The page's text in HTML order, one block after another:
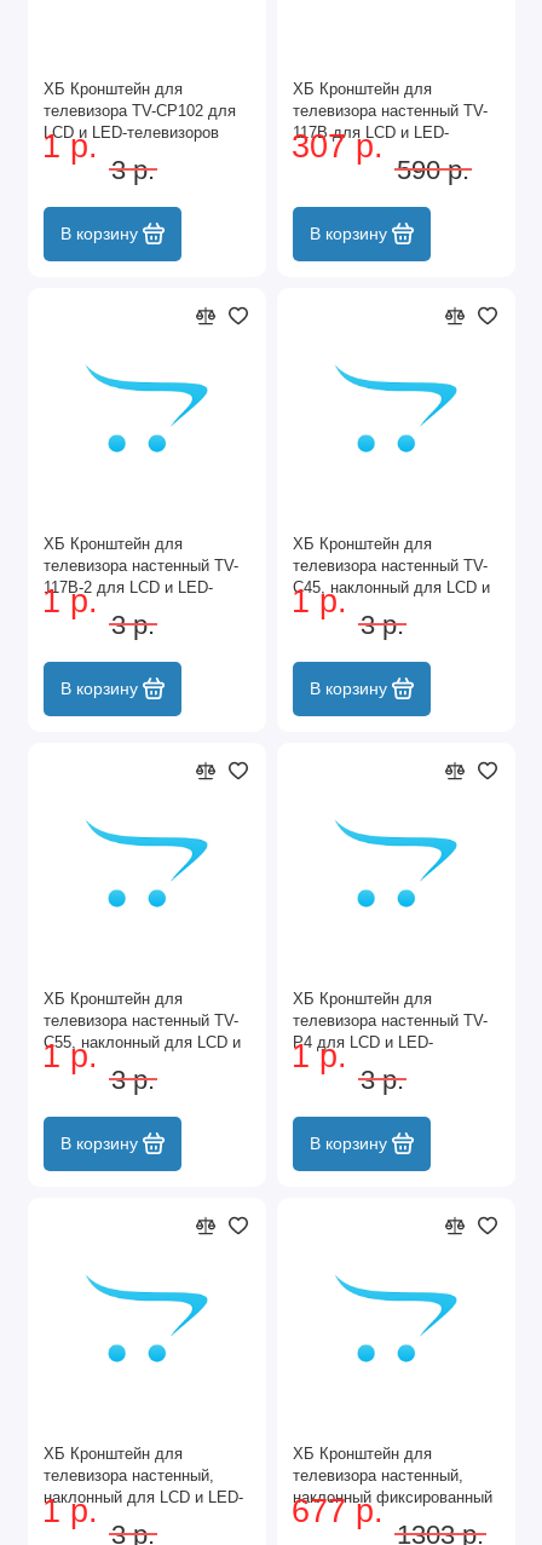
ХБ Кронштейн для
телевизора TV-CP102 для
LCD и LED-телевизоров
10"-27" наклонно-
поворотный
1 р.
3 р.
В корзину
ХБ Кронштейн для
телевизора настенный TV-
117B для LCD и LED-
телевизоров 14"-42"
наклонно-поворотный
307 р.
590 р.
В корзину
ХБ Кронштейн для
телевизора настенный TV-
117B-2 для LCD и LED-
телевизоров
14"-65",наклонно-
1 р.
3 р.
В корзину
ХБ Кронштейн для
телевизора настенный TV-
C45, наклонный для LCD и
LED-телевизоров 26"-55"
1 р.
3 р.
В корзину
ХБ Кронштейн для
телевизора настенный TV-
C55, наклонный для LCD и
LED-телевизоров 32"-70"
1 р.
3 р.
В корзину
ХБ Кронштейн для
телевизора настенный TV-
P4 для LCD и LED-
телевизоров 32"-60"
наклонно-поворотный
1 р.
3 р.
В корзину
ХБ Кронштейн для
телевизора настенный,
наклонный для LCD и LED-
телевизоров 14"-43" TV-C35
1 р.
3 р.
ХБ Кронштейн для
телевизора настенный,
наклонный фиксированный
для LCD и LED-
телевизоров 14"-45"
677 р.
1303 р.